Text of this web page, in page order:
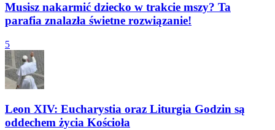
Musisz nakarmić dziecko w trakcie mszy? Ta
parafia znalazła świetne rozwiązanie!
5
Leon XIV: Eucharystia oraz Liturgia Godzin są
oddechem życia Kościoła